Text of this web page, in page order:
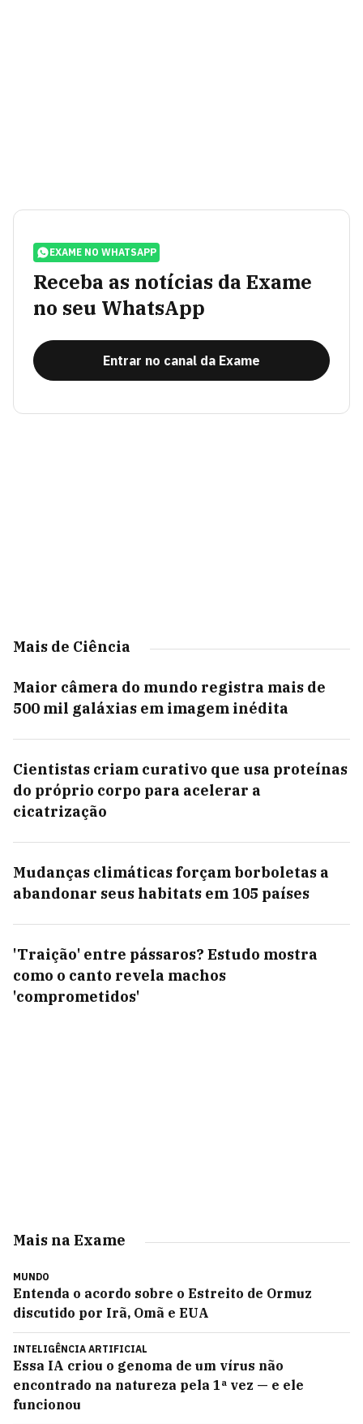
EXAME NO WHATSAPP
Receba as notícias da Exame
no seu WhatsApp
Entrar no canal da Exame
Mais de Ciência
Maior câmera do mundo registra mais de
500 mil galáxias em imagem inédita
Cientistas criam curativo que usa proteínas
do próprio corpo para acelerar a
cicatrização
Mudanças climáticas forçam borboletas a
abandonar seus habitats em 105 países
'Traição' entre pássaros? Estudo mostra
como o canto revela machos
'comprometidos'
Mais na Exame
MUNDO
Entenda o acordo sobre o Estreito de Ormuz
discutido por Irã, Omã e EUA
INTELIGÊNCIA ARTIFICIAL
Essa IA criou o genoma de um vírus não
encontrado na natureza pela 1ª vez — e ele
funcionou